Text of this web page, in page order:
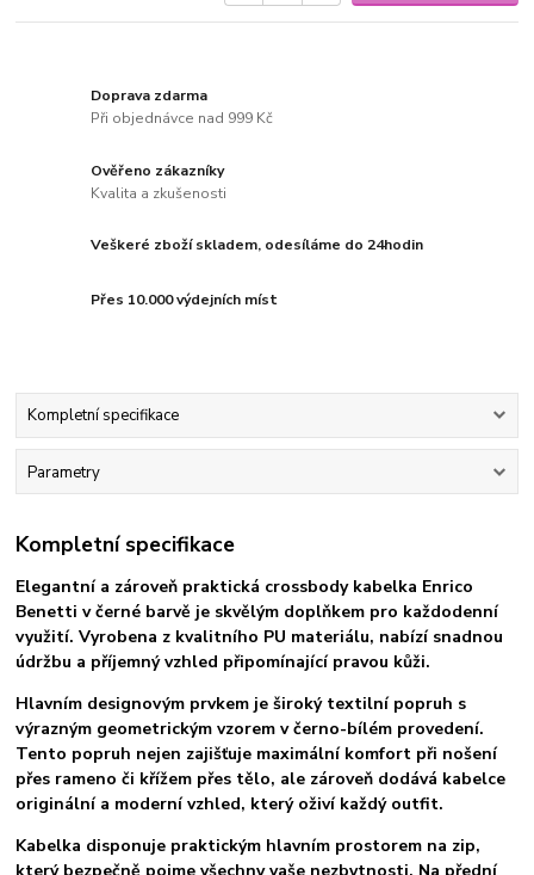
Doprava zdarma
Při objednávce nad 999 Kč
Ověřeno zákazníky
Kvalita a zkušenosti
Veškeré zboží skladem, odesíláme do 24hodin
Přes 10.000 výdejních míst
Kompletní specifikace
Parametry
Kompletní specifikace
Elegantní a zároveň praktická crossbody kabelka Enrico
Benetti v černé barvě je skvělým doplňkem pro každodenní
využití. Vyrobena z kvalitního PU materiálu, nabízí snadnou
údržbu a příjemný vzhled připomínající pravou kůži.
Hlavním designovým prvkem je široký textilní popruh s
výrazným geometrickým vzorem v černo-bílém provedení.
Tento popruh nejen zajišťuje maximální komfort při nošení
přes rameno či křížem přes tělo, ale zároveň dodává kabelce
originální a moderní vzhled, který oživí každý outfit.
Kabelka disponuje praktickým hlavním prostorem na zip,